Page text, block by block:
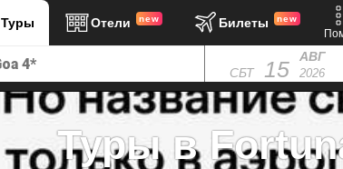
Туры Отели new Билеты new
СБТ 15 АВГ
2026
Туры в